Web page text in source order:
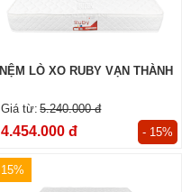
NỆM LÒ XO RUBY VẠN THÀNH
5.240.000 đ
4.454.000 đ - 15%
15%